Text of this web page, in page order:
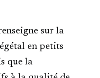
sur la
en petits
que la